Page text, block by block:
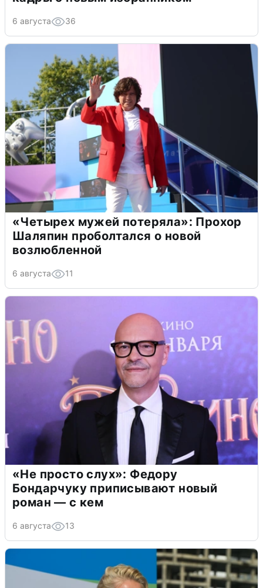
6 августа 36
«Четырех мужей потеряла»: Прохор
Шаляпин проболтался о новой
возлюбленной
6 августа 11
«Не просто слух»: Федору
Бондарчуку приписывают новый
роман — с кем
6 августа 13